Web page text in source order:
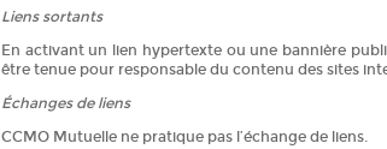
Liens sortants
En activant un lien hypertexte ou une bannière
être tenue pour responsable du contenu des sites
Échanges de liens
CCMO Mutuelle ne pratique pas l’échange de liens.